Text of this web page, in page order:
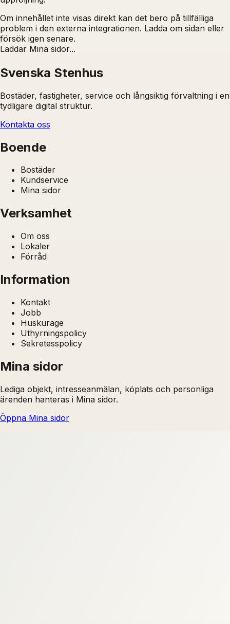
Om innehållet inte visas direkt kan det bero på tillfälliga
problem i den externa integrationen. Ladda om sidan eller
försök igen senare.
Laddar Mina sidor...
Svenska Stenhus
Bostäder, fastigheter, service och långsiktig förvaltning i en
tydligare digital struktur.
Kontakta oss
Boende
Bostäder
Kundservice
Mina sidor
Verksamhet
Om oss
Lokaler
Förråd
Information
Kontakt
Jobb
Huskurage
Uthyrningspolicy
Sekretesspolicy
Mina sidor
Lediga objekt, intresseanmälan, köplats och personliga
ärenden hanteras i Mina sidor.
Öppna Mina sidor